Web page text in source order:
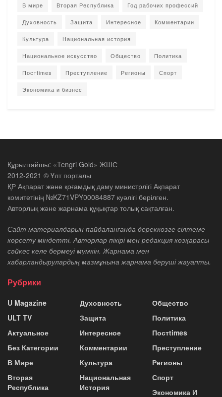
В мире Вторая Республика Год рабочих профессий
Духовность Защита Интересное Комментарии
Культура Национальная история
Национальное искусство Общество Политика
Постtimes Преступление Регионы Спорт
Экономика и бизнес
Құрылтайшы: «Tengri Gold» ЖШС
2012-2021 © Ұлт порталы
ҚР Ақпарат және қоғамдық даму министрлігі Ақпарат
комитетінің №KZ71VPY00084887 куәлігі берілген.
Авторлық және жарнама құқықтар толық сақталған.
Сайт материалдарын пайдаланғанда дереккөзге сілтеме
көрсету міндетті. Авторлар пікірі мен редакция көзқарасы
сәйкес келе бермеуі мүмкін. Жарнама мен
хабарландырулардың мазмұнына жарнама беруші жауапты.
Рубрики
U Magazine
ULT TV
Актуальное
Без Категории
В Мире
Вторая
Республика
Духовность
Защита
Интересное
Комментарии
Культура
Национальная
История
Общество
Политика
Постtimes
Преступление
Регионы
Спорт
Экономика И